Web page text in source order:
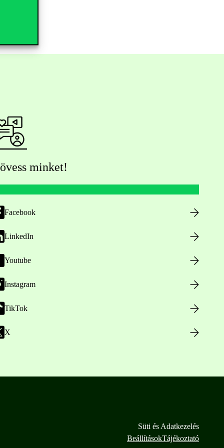
minket!
Facebook
LinkedIn
Youtube
Instagram
TikTok
X
Süti és Adatkezelés
BeállításokTájékoztató